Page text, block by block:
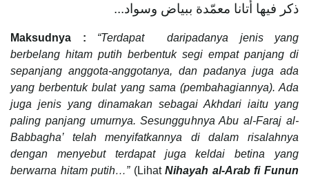
ذكر فيها أتانا معمّدة ببياض وسواد...
Maksudnya :
“Terdapat daripadanya jenis yang
berbelang hitam putih berbentuk segi empat panjang di
sepanjang anggota-anggotanya, dan padanya juga ada
yang berbentuk bulat yang sama (pembahagiannya). Ada
juga jenis yang dinamakan sebagai Akhdari iaitu yang
paling panjang umurnya. Sesungguhnya Abu al-Faraj al-
Babbagha’ telah menyifatkannya di dalam risalahnya
dengan menyebut terdapat juga keldai betina yang
berwarna hitam putih…”(LihatNihayah al-Arab fi Funun